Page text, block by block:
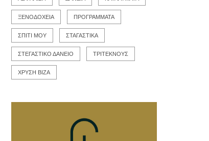
ΞΕΝΟΔΟΧΕΙΑ ΠΡΟΓΡΑΜΜΑΤΑ
ΣΠΙΤΙ ΜΟΥ ΣΤΑΓΑΣΤΙΚΑ
ΣΤΕΓΑΣΤΙΚΟ ΔΑΝΕΙΟ ΤΡΙΤΕΚΝΟΥΣ
ΧΡΥΣΗ ΒΙΖΑ